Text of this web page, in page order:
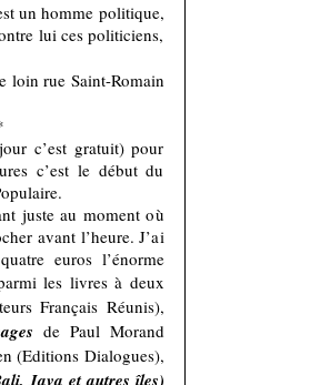
un homme politique,
lui ces politiciens,
loin rue Saint-Romain
c’est gratuit) pour
c’est le début du
juste au moment où
avant l’heure. J’ai
euros l’énorme
les livres à deux
Français Réunis),
de Paul Morand
(Editions Dialogues),
Java et autres îles)